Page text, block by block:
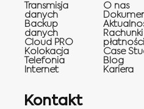
Transmisja
danych
Backup
danych
Cloud PRO
Kolokacja
Telefonia
Internet
O nas
Rachunki
płatności
Case
Blog
Kariera
Kontakt